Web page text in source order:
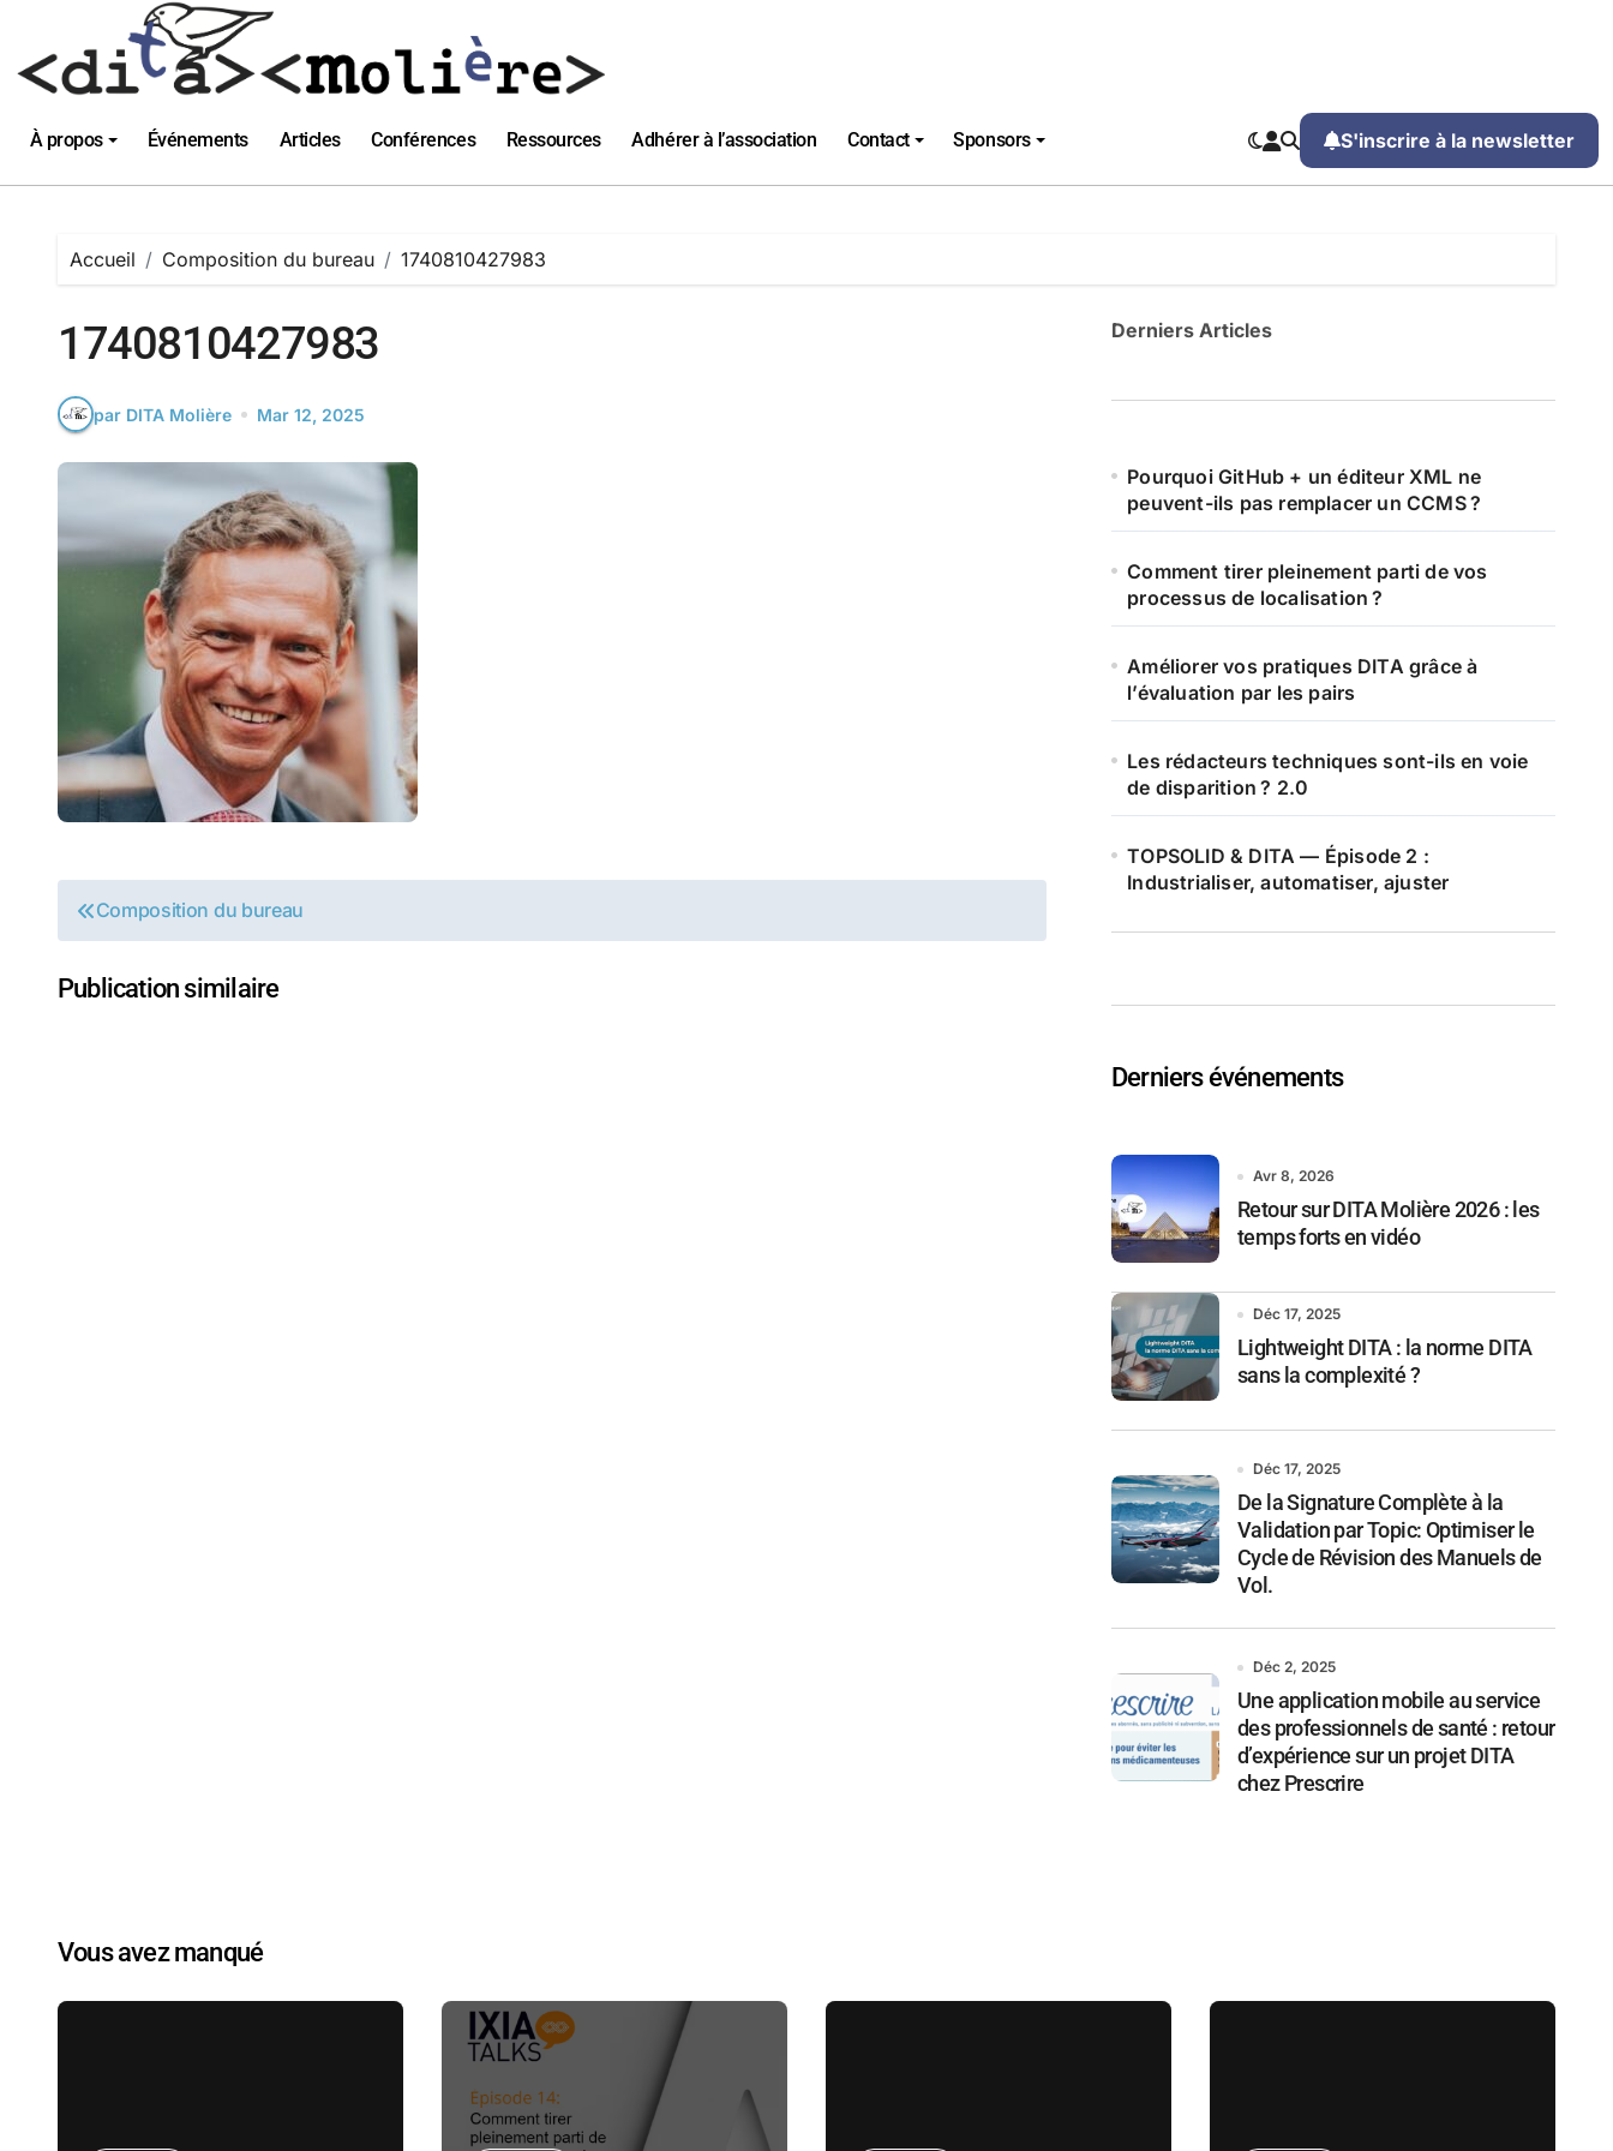
contenu
À propos Événements Articles Conférences Ressources Adhérer à l’association Contact Sponsors S'inscrire à la newsletter
Accueil Composition du bureau 1740810427983
1740810427983
par DITA Molière Mar 12, 2025
Navigation
l’article
Composition du bureau
Publication similaire
Derniers Articles
Pourquoi GitHub + un éditeur XML ne
peuvent-ils pas remplacer un CCMS ?
Comment tirer pleinement parti de vos
processus de localisation ?
Améliorer vos pratiques DITA grâce à
l’évaluation par les pairs
Les rédacteurs techniques sont-ils en voie
de disparition ? 2.0
TOPSOLID & DITA — Épisode 2 :
Industrialiser, automatiser, ajuster
Derniers événements
Avr 8, 2026
Retour sur DITA Molière 2026 : les
temps forts en vidéo
Déc 17, 2025
Lightweight DITA : la norme DITA
sans la complexité ?
Déc 17, 2025
De la Signature Complète à la
Validation par Topic: Optimiser le
Cycle de Révision des Manuels de
Vol.
Déc 2, 2025
Une application mobile au service
des professionnels de santé : retour
d’expérience sur un projet DITA
chez Prescrire
Vous avez manqué